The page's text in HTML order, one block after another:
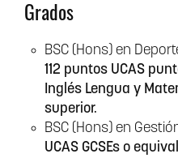
Grados
BSC (Hons) en
112 puntos UCAS
Inglés Lengua y
superior.
BSC (Hons) en
UCAS GCSEs o